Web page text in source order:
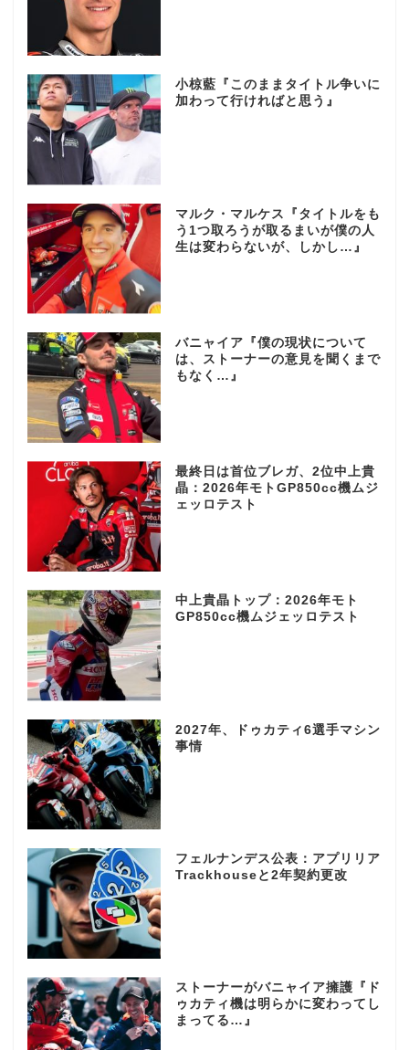
小椋藍『このままタイトル争いに
加わって行ければと思う』
マルク・マルケス『タイトルをも
う1つ取ろうが取るまいが僕の人
生は変わらないが、しかし…』
バニャイア『僕の現状について
は、ストーナーの意見を聞くまで
もなく…』
最終日は首位ブレガ、2位中上貴
晶：2026年モトGP850cc機ムジ
ェッロテスト
中上貴晶トップ：2026年モト
GP850cc機ムジェッロテスト
2027年、ドゥカティ6選手マシン
事情
フェルナンデス公表：アプリリア
Trackhouseと2年契約更改
ストーナーがバニャイア擁護『ド
ゥカティ機は明らかに変わってし
まってる…』